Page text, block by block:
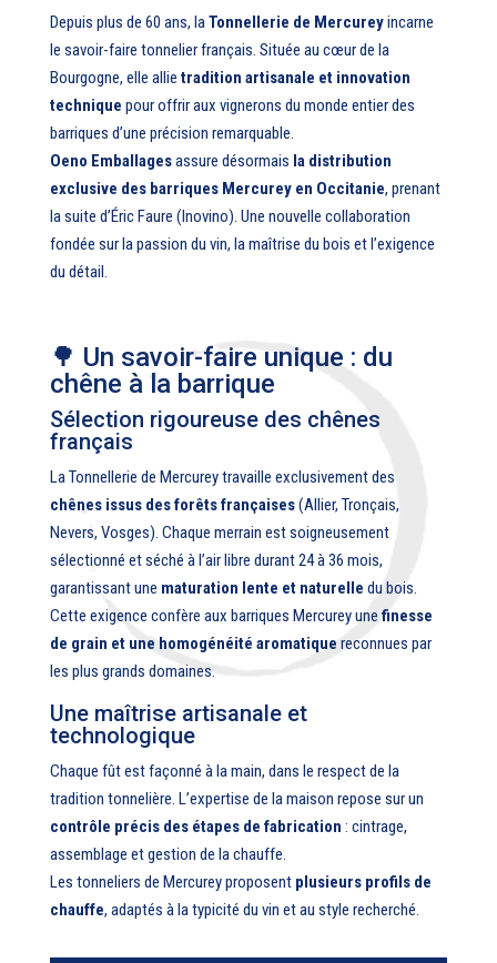
Depuis plus de 60 ans, laTonnellerie de Mercureyincarne
le savoir-faire tonnelier français. Située au cœur de la
Bourgogne, elle allie tradition artisanale et innovation
technique pour offrir aux vignerons du monde entier des
barriques d’une précision remarquable.
Oeno Emballagesassure désormais la distribution
exclusive des barriques Mercurey en Occitanie, prenant
la suite d’Éric Faure (Inovino). Une nouvelle collaboration
fondée sur la passion du vin, la maîtrise du bois et l’exigence
du détail.
🌳 Un savoir-faire unique : du
chêne à la barrique
Sélection rigoureuse des chênes
français
La Tonnellerie de Mercurey travaille exclusivement des
chênes issus des forêts françaises(Allier, Tronçais,
Nevers, Vosges). Chaque merrain est soigneusement
sélectionné et séché à l’air libre durant 24 à 36 mois,
garantissant une maturation lente et naturelle du bois.
Cette exigence confère aux barriques Mercurey une finesse
de grain et une homogénéité aromatique reconnues par
les plus grands domaines.
Une maîtrise artisanale et
technologique
Chaque fût est façonné à la main, dans le respect de la
tradition tonnelière. L’expertise de la maison repose sur un
contrôle précis des étapes de fabrication : cintrage,
assemblage et gestion de la chauffe.
Les tonneliers de Mercurey proposent plusieurs profils de
chauffe, adaptés à la typicité du vin et au style recherché.